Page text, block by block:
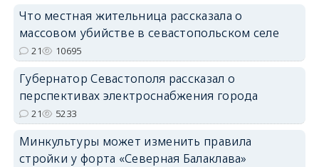
Что местная жительница рассказала о
массовом убийстве в севастопольском селе
21 10695
Губернатор Севастополя рассказал о
перспективах электроснабжения города
21 5233
Минкультуры может изменить правила
стройки у форта «Северная Балаклава»